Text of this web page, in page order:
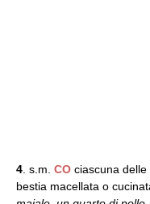
4 . s.m. CO ciascuna
bestia macellata o